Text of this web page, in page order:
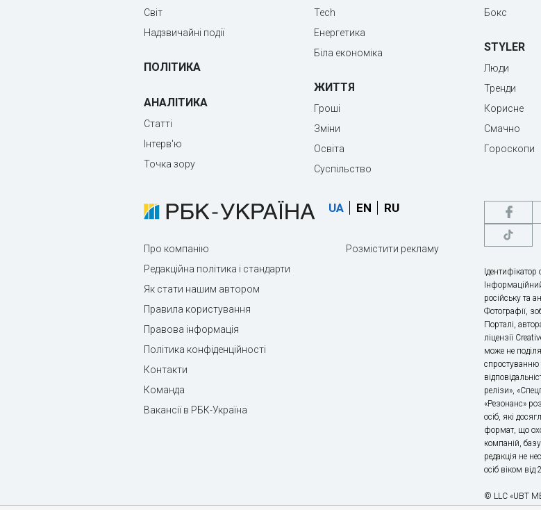
Світ
Надзвичайні події
ПОЛІТИКА
АНАЛІТИКА
Статті
Інтерв'ю
Точка зору
Tech
Енергетика
Біла економіка
ЖИТТЯ
Гроші
Зміни
Освіта
Суспільство
Бокс
STYLER
Люди
Тренди
Корисне
Смачно
Гороскопи
UA EN RU
Про компанію
Редакційна політика і стандарти
Як стати нашим автором
Правила користування
Правова інформація
Політика конфіденційності
Контакти
Команда
Вакансії в РБК-Україна
Розмістити рекламу
російську та
Фотографії,
Порталі,
ліцензії
може не
спростуванню
релізи»,
«Резонанс»
осіб, які
формат, що
компаній,
редакція не
осіб віком від
© LLC «UBT